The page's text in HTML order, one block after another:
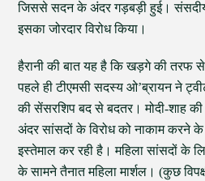
जिससे सदन के अंदर गड़बड़ी हुई। संसदीय
इसका जोरदार विरोध किया।
हैरानी की बात यह है कि खड़गे की तरफ
पहले ही टीएमसी सदस्य ओ’ब्रायन ने
की सेंसरशिप बद से बदतर। मोदी-शाह
अंदर सांसदों के विरोध को नाकाम करने
इस्तेमाल कर रही है। महिला सांसदों के
के सामने तैनात महिला मार्शल। (कुछ